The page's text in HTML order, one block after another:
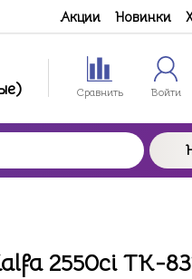
Акции Новинки
Сравнить Войти
2550ci TK-